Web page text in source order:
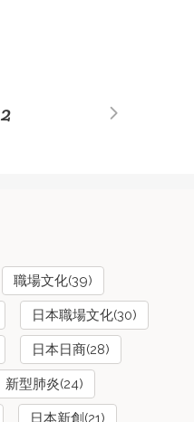
2
職場文化(39)
日本職場文化(30)
日本日商(28)
新型肺炎(24)
日本新創(21)